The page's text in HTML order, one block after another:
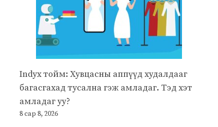
Indyx тойм: Хувцасны аппүүд худалдааг
багасгахад тусална гэж амладаг. Тэд хэт
амладаг уу?
8 сар 8, 2026